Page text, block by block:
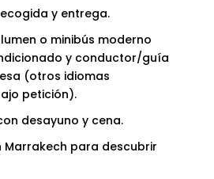
y entrega.
o minibús moderno
y conductor/guía
(otros idiomas
petición).
desayuno y cena.
Marrakech para descubrir